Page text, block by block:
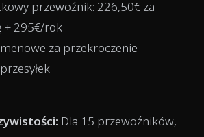
przewoźnik: 226,50€ za
+ 295€/rok
za przekroczenie
Dla 15 przewoźników,